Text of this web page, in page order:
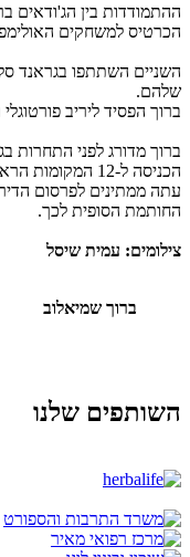
הכרטיס למשחקים
השניים השתתפו בגראנד
שלהם.
ברוך הפסיד ליריב פורטוגלי
הכניסה ל-12 המקומות הראשונים בדירוג האולימפי.
עתה ממתינים לפרסום
החותמת הסופית לכך.
צילומים: עמית שיסל
ברוך שמיאלוב
השותפים שלנו